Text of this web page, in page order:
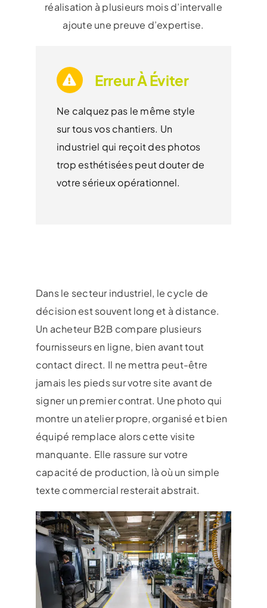
réalisation à plusieurs mois d’intervalle
ajoute une preuve d’expertise.
Erreur À Éviter
Ne calquez pas le même style
sur tous vos chantiers. Un
industriel qui reçoit des photos
trop esthétisées peut douter de
votre sérieux opérationnel.
Dans le secteur industriel, le cycle de
décision est souvent long et à distance.
Un acheteur B2B compare plusieurs
fournisseurs en ligne, bien avant tout
contact direct. Il ne mettra peut-être
jamais les pieds sur votre site avant de
signer un premier contrat. Une photo qui
montre un atelier propre, organisé et bien
équipé remplace alors cette visite
manquante. Elle rassure sur votre
capacité de production, là où un simple
texte commercial resterait abstrait.